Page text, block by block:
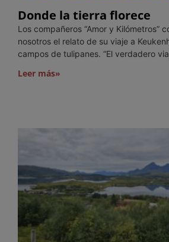
Donde la tierra florece
Los compañeros “Amor y Kilómetros”
nosotros el relato de su viaje a
campos de tulipanes. “El verdadero
Leer más»